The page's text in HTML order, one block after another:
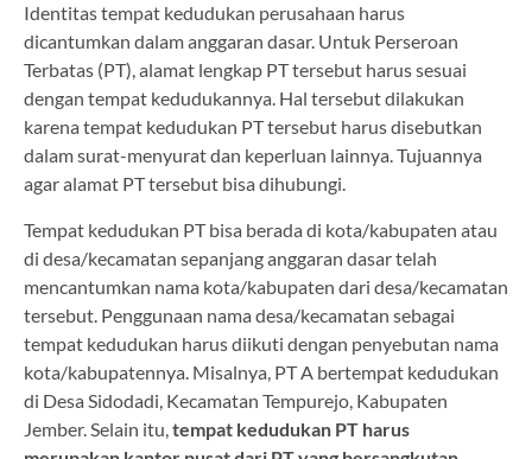
Identitas tempat kedudukan perusahaan harus
dicantumkan dalam anggaran dasar. Untuk Perseroan
Terbatas (PT), alamat lengkap PT tersebut harus sesuai
dengan tempat kedudukannya. Hal tersebut dilakukan
karena tempat kedudukan PT tersebut harus disebutkan
dalam surat-menyurat dan keperluan lainnya. Tujuannya
agar alamat PT tersebut bisa dihubungi.
Tempat kedudukan PT bisa berada di kota/kabupaten atau
di desa/kecamatan sepanjang anggaran dasar telah
mencantumkan nama kota/kabupaten dari desa/kecamatan
tersebut. Penggunaan nama desa/kecamatan sebagai
tempat kedudukan harus diikuti dengan penyebutan nama
kota/kabupatennya. Misalnya, PT A bertempat kedudukan
di Desa Sidodadi, Kecamatan Tempurejo, Kabupaten
Jember. Selain itu, tempat kedudukan PT harus